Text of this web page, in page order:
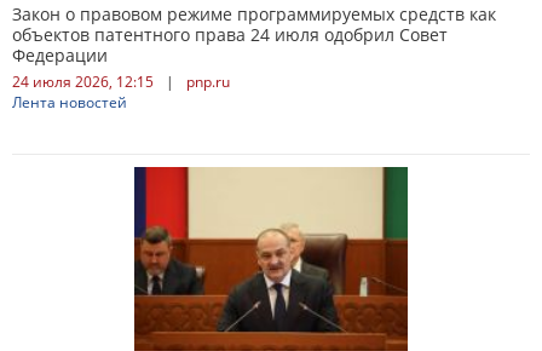
Закон о правовом режиме программируемых средств как
объектов патентного права 24 июля одобрил Совет
Федерации
24 июля 2026, 12:15 |
pnp.ru
Лента новостей